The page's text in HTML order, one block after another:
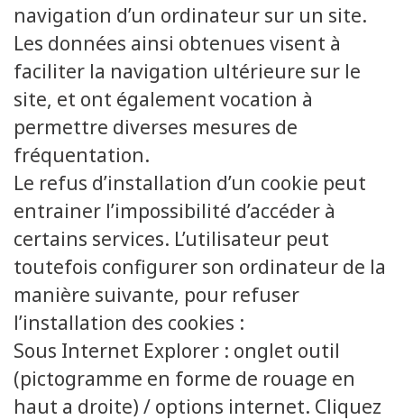
navigation d’un ordinateur sur un site.
Les données ainsi obtenues visent à
faciliter la navigation ultérieure sur le
site, et ont également vocation à
permettre diverses mesures de
fréquentation.
Le refus d’installation d’un cookie peut
entrainer l’impossibilité d’accéder à
certains services. L’utilisateur peut
toutefois configurer son ordinateur de la
manière suivante, pour refuser
l’installation des cookies :
Sous Internet Explorer : onglet outil
(pictogramme en forme de rouage en
haut a droite) / options internet. Cliquez